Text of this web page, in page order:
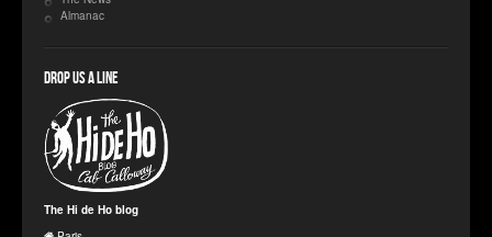
Almanac
Drop us a line
The Hi de Ho blog